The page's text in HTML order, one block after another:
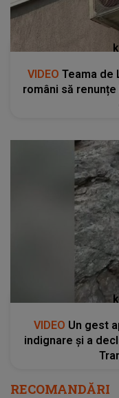
VIDEO Teama de
români să
VIDEO Un gest
indignare și a
RECOMANDĂRI